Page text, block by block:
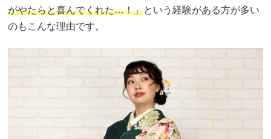
がやたらと喜んでくれた…！」という経験がある方が多い
のもこんな理由です。